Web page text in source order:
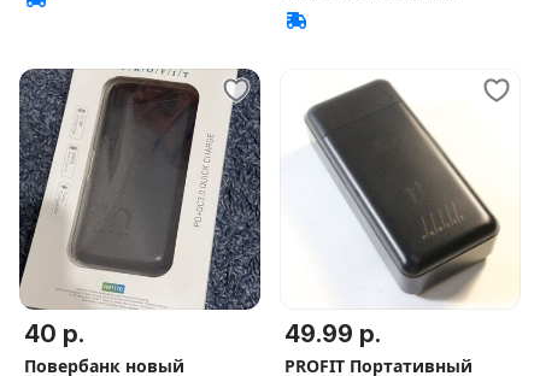
40 р.
Повербанк новый
49.99 р.
PROFIT Портативный